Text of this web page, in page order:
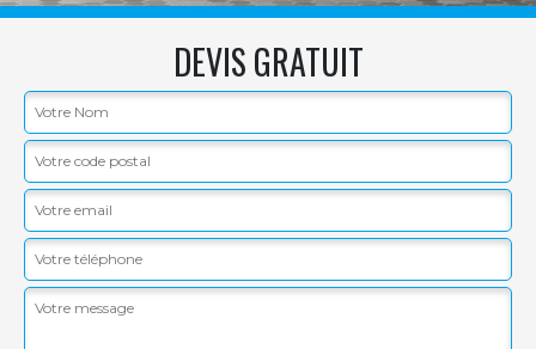
DEVIS GRATUIT